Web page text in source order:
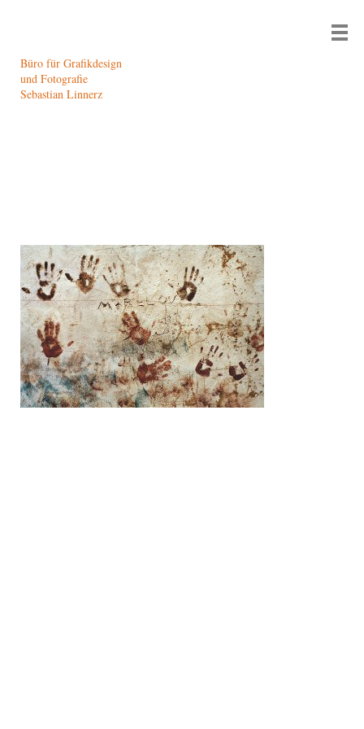
Büro für Grafikdesign
und Fotografie
Sebastian Linnerz